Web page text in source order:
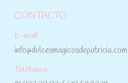
CONTACTO
E-mail
info@dulcesmagicosdepatricia.com
Teléfonos